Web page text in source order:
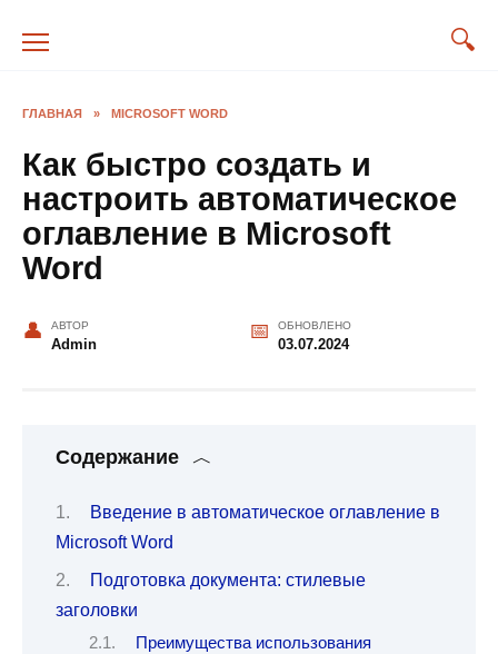
ГЛАВНАЯ » MICROSOFT WORD
Как быстро создать и
настроить автоматическое
оглавление в Microsoft
Word
АВТОР
Admin
ОБНОВЛЕНО
03.07.2024
Содержание
Введение в автоматическое оглавление в
Microsoft Word
Подготовка документа: стилевые
заголовки
Преимущества использования